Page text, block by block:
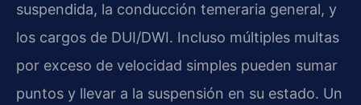
suspendida, la conducción temeraria general, y
los cargos de DUI/DWI. Incluso múltiples multas
por exceso de velocidad simples pueden sumar
puntos y llevar a la suspensión en su estado. Un